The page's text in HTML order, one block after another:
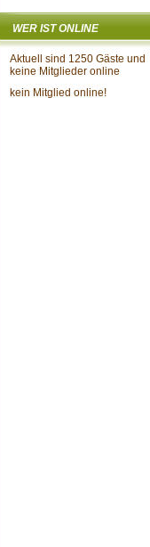
WER IST ONLINE
Aktuell sind 1250 Gäste und
keine Mitglieder online
kein Mitglied online!